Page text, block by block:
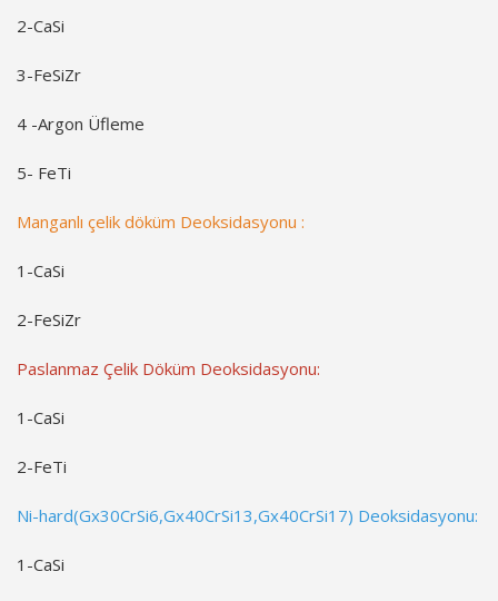
2-CaSi
3-FeSiZr
4 -Argon Üfleme
5- FeTi
Manganlı çelik döküm Deoksidasyonu :
1-CaSi
2-FeSiZr
Paslanmaz Çelik Döküm Deoksidasyonu:
1-CaSi
2-FeTi
Ni-hard(Gx30CrSi6,Gx40CrSi13,Gx40CrSi17) Deoksidasyonu:
1-CaSi